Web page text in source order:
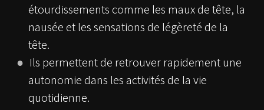
étourdissements comme les maux de tête, la
nausée et les sensations de légèreté de la
tête.
Ils permettent de retrouver rapidement une
autonomie dans les activités de la vie
quotidienne.